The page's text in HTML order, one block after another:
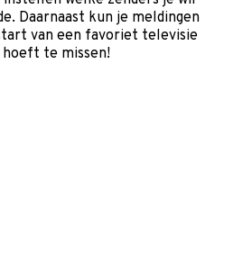
Daarnaast kun je meldingen
van een favoriet televisie
te missen!